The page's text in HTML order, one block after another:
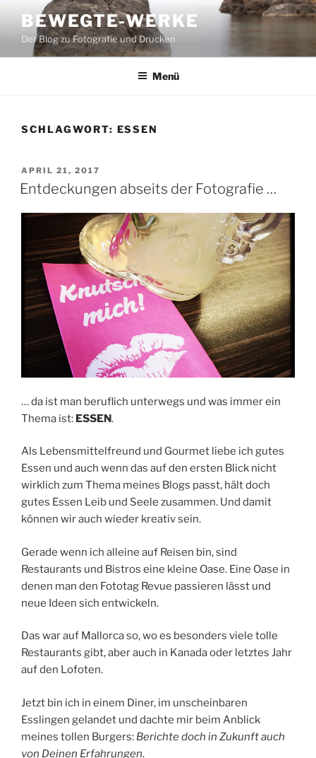
Inhalt
springen
BEWEGTE-WERKE
Der Blog zu Fotografie und Drucken
Menü
SCHLAGWORT: ESSEN
VERÖFFENTLICHT
AM
APRIL 21, 2017
Entdeckungen abseits der Fotografie …
… da ist man beruflich unterwegs und was immer ein
Thema ist: ESSEN.
Als Lebensmittelfreund und Gourmet liebe ich gutes
Essen und auch wenn das auf den ersten Blick nicht
wirklich zum Thema meines Blogs passt, hält doch
gutes Essen Leib und Seele zusammen. Und damit
können wir auch wieder kreativ sein.
Gerade wenn ich alleine auf Reisen bin, sind
Restaurants und Bistros eine kleine Oase. Eine Oase in
denen man den Fototag Revue passieren lässt und
neue Ideen sich entwickeln.
Das war auf Mallorca so, wo es besonders viele tolle
Restaurants gibt, aber auch in Kanada oder letztes Jahr
auf den Lofoten.
Jetzt bin ich in einem Diner, im unscheinbaren
Esslingen gelandet und dachte mir beim Anblick
meines tollen Burgers: Berichte doch in Zukunft auch
von Deinen Erfahrungen.